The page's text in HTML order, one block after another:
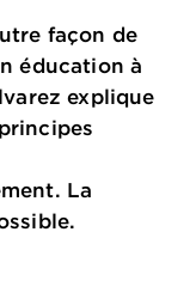
façon de
éducation à
explique
La